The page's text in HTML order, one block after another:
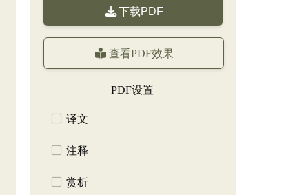
下载PDF
查看PDF效果
PDF设置
译文
注释
赏析